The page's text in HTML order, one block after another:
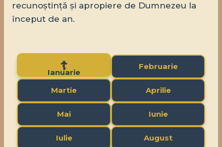
recunoștință și apropiere de Dumnezeu la
început de an.
Ianuarie
Februarie
Martie Aprilie
Mai Iunie
Iulie August